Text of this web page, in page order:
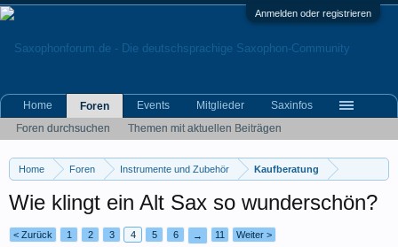
Anmelden oder registrieren
Home Foren Instrumente und Zubehör Kaufberatung
Wie klingt ein Alt Sax so wunderschön?
< Zurück 1 2 3 4 5 6 → 11 Weiter >
Home
Foren
Foren durchsuchen
Themen mit aktuellen Beiträgen
Events Mitglieder Saxinfos